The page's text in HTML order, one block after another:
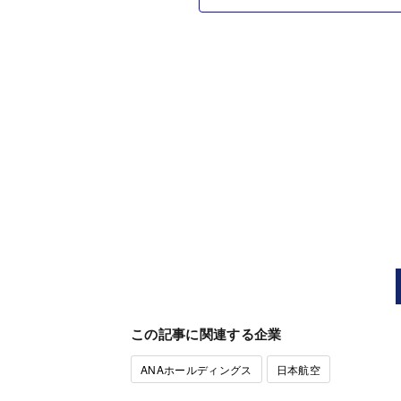
この記事に関連する企業
ANAホールディングス 日本航空